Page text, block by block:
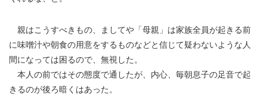
親はこうすべきもの、ましてや「母親」は家族全員が起きる前
に味噌汁や朝食の用意をするものなどと信じて疑わないような人
間になっては困るので、無視した。
本人の前ではその態度で通したが、内心、毎朝息子の足音で起
きるのが後ろ暗くはあった。